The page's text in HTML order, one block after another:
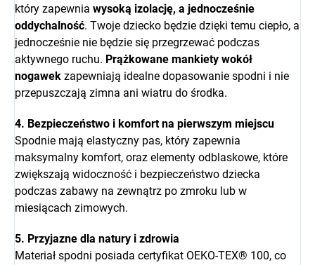
który zapewnia wysoką izolację, a jednocześnie
oddychalność. Twoje dziecko będzie dzięki temu ciepło, a
jednocześnie nie będzie się przegrzewać podczas
aktywnego ruchu. Prążkowane mankiety wokół
nogawek zapewniają idealne dopasowanie spodni i nie
przepuszczają zimna ani wiatru do środka.
4. Bezpieczeństwo i komfort na pierwszym miejscu
Spodnie mają elastyczny pas, który zapewnia
maksymalny komfort, oraz elementy odblaskowe, które
zwiększają widoczność i bezpieczeństwo dziecka
podczas zabawy na zewnątrz po zmroku lub w
miesiącach zimowych.
5. Przyjazne dla natury i zdrowia
Materiał spodni posiada certyfikat OEKO-TEX® 100, co